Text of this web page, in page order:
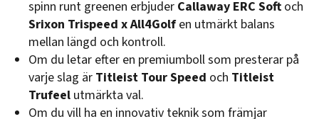
spinn runt greenen erbjuder Callaway ERC Soft och
Srixon Trispeed x All4Golfen utmärkt balans
mellan längd och kontroll.
Om du letar efter en premiumboll som presterar på
varje slag är Titleist Tour Speed och Titleist
Trufeel utmärkta val.
Om du vill ha en innovativ teknik som främjar